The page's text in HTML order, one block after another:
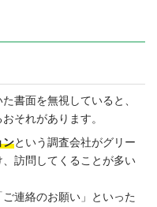
書面を無視していると、
それがあります。
ンという調査会社がグリー
訪問してくることが多い
連絡のお願い」といった